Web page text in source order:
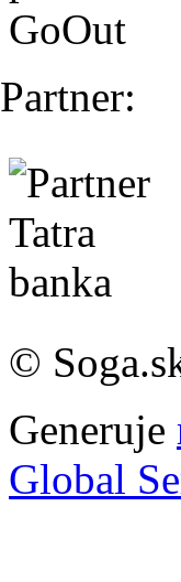
Partner:
©
Generuje
Global